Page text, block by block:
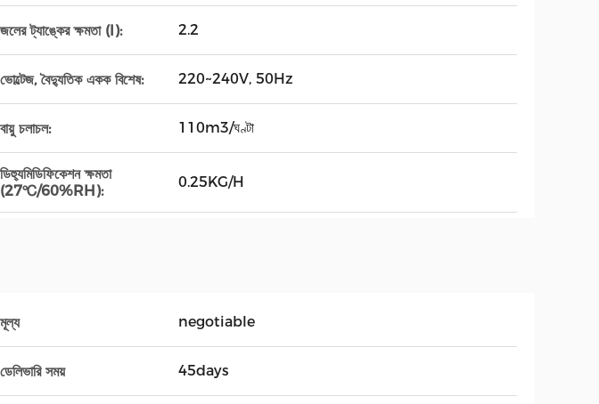
জলের ট্যাঙ্কের ক্ষমতা (l): 2.2
ভোল্টেজ, বৈদ্যুতিক একক বিশেষ: 220~240V, 50Hz
বায়ু চলাচল: 110m3/ঘণ্টা
ডিহ্যুমিডিফিকেশন ক্ষমতা
(27℃/60%RH):
0.25KG/H
মূল্য negotiable
ডেলিভারি সময় 45days